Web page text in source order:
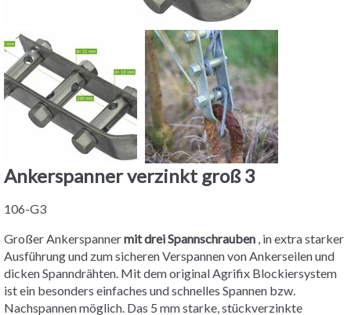
Ankerspanner verzinkt groß 3
106-G3
Großer Ankerspannermit drei Spannschrauben , in extra starker
Ausführung und zum sicheren Verspannen von Ankerseilen und
dicken Spanndrähten. Mit dem original Agrifix Blockiersystem
ist ein besonders einfaches und schnelles Spannen bzw.
Nachspannen möglich. Das 5 mm starke, stückverzinkte